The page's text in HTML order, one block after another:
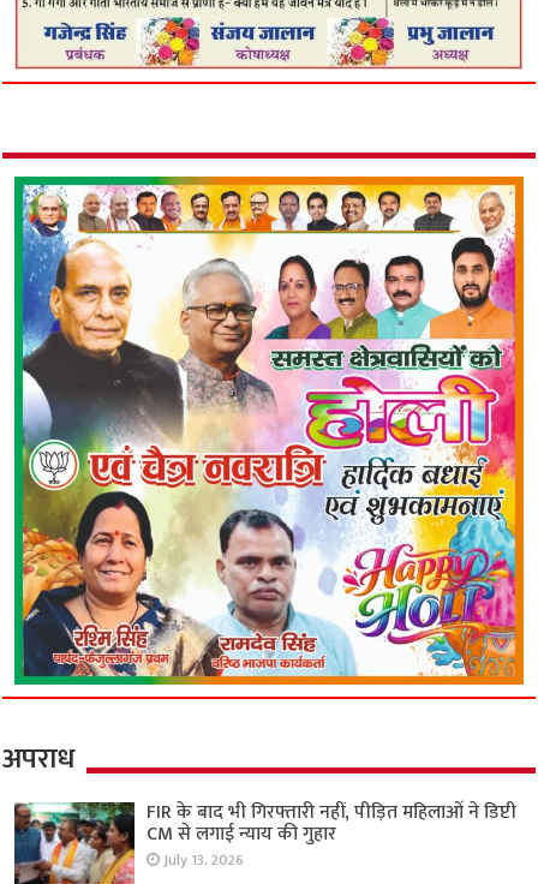
अपराध
FIR के बाद भी गिरफ्तारी नहीं, पीड़ित महिलाओं ने डिप्टी
CM से लगाई न्याय की गुहार
July 13, 2026